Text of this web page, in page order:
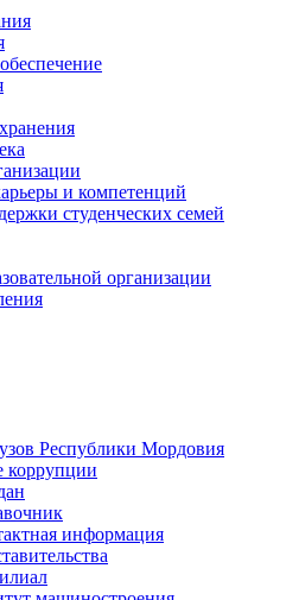
и компетенций
студенческих семей
организации
Республики Мордовия
коррупции
информация